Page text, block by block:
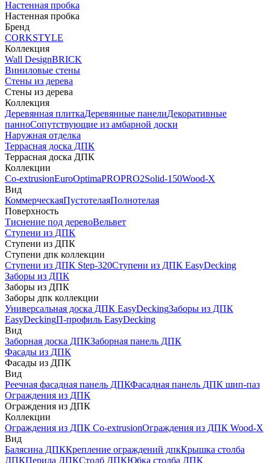
Настенная пробка
Настенная пробка
Бренд
CORKSTYLE
Коллекция
Wall DesignBRICK
Виниловые стены
Стены из дерева
Стены из дерева
Коллекция
Деревянная плиткаДеревянные панелиДекоративные
панноСопутствующие из амбарной доски
Наружная отделка
Террасная доска ДПК
Террасная доска ДПК
Коллекции
Co-extrusionEuroOptimaPROPRO2Solid-150Wood-X
Вид
КоммерческаяПустотелаяПолнотелая
Поверхность
Тиснение под деревоВельвет
Ступени из ДПК
Ступени из ДПК
Ступени дпк коллекции
Ступени из ДПК Step-320Ступени из ДПК EasyDecking
Заборы из ДПК
Заборы из ДПК
Заборы дпк коллекции
Универсальная доска ДПК EasyDeckingЗаборы из ДПК
EasyDeckingП-профиль EasyDecking
Вид
Заборная доска ДПКЗаборная панель ДПК
Фасады из ДПК
Фасады из ДПК
Вид
Реечная фасадная панель ДПКФасадная панель ДПК шип-паз
Ограждения из ДПК
Ограждения из ДПК
Коллекции
Ограждения из ДПК Co-extrusionОграждения из ДПК Wood-X
Вид
Балясина ДПККрепление ограждений дпкКрышка столба
ДПКПерила ДПКСтолб ДПКЮбка столба ДПК